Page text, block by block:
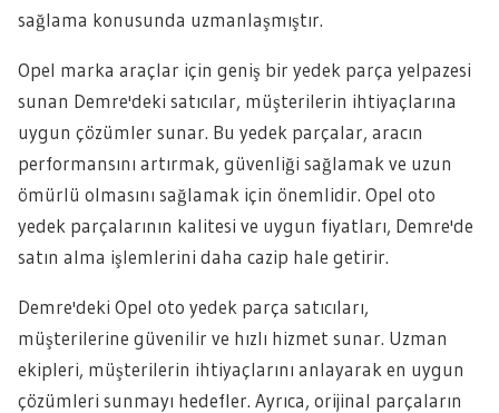
sağlama konusunda uzmanlaşmıştır.
Opel marka araçlar için geniş bir yedek parça yelpazesi
sunan Demre'deki satıcılar, müşterilerin ihtiyaçlarına
uygun çözümler sunar. Bu yedek parçalar, aracın
performansını artırmak, güvenliği sağlamak ve uzun
ömürlü olmasını sağlamak için önemlidir. Opel oto
yedek parçalarının kalitesi ve uygun fiyatları, Demre'de
satın alma işlemlerini daha cazip hale getirir.
Demre'deki Opel oto yedek parça satıcıları,
müşterilerine güvenilir ve hızlı hizmet sunar. Uzman
ekipleri, müşterilerin ihtiyaçlarını anlayarak en uygun
çözümleri sunmayı hedefler. Ayrıca, orijinal parçaların